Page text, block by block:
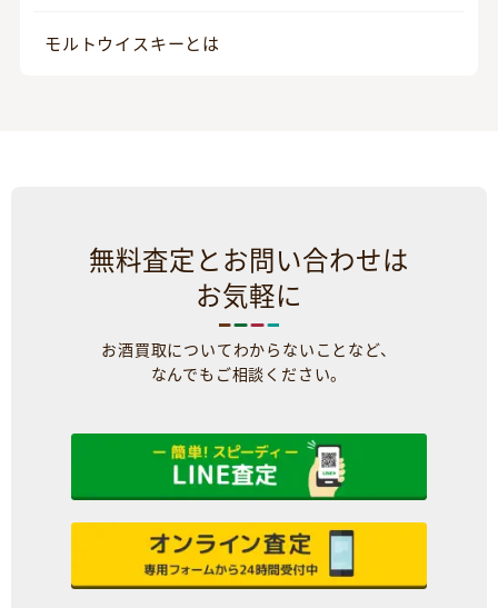
モルトウイスキーとは
無料査定とお問い合わせは
お気軽に
お酒買取についてわからないことなど、
なんでもご相談ください。